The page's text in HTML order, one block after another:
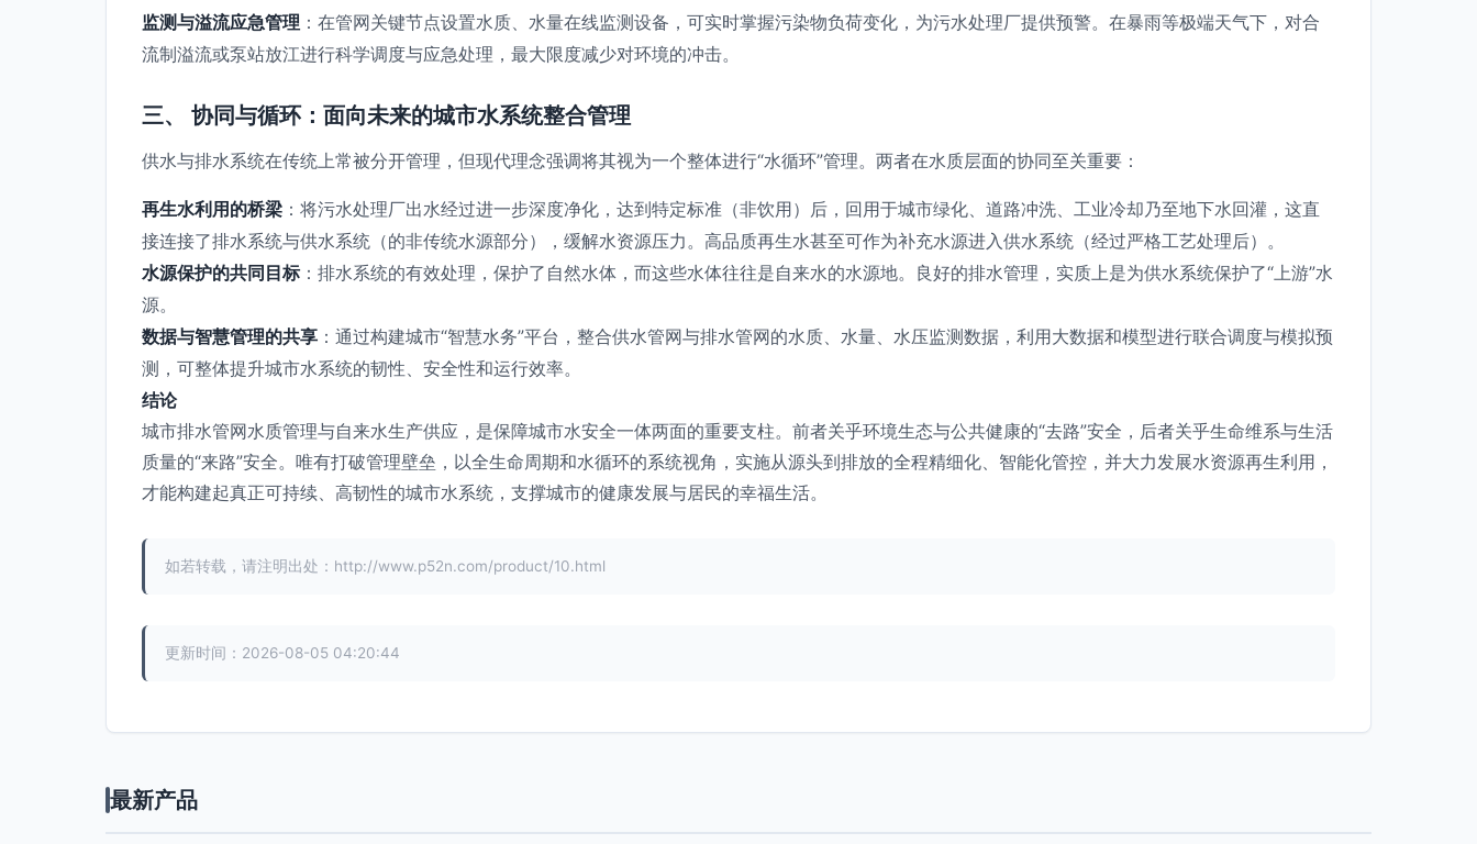
监测与溢流应急管理 ：在管网关键节点设置水质、水量在线监测设备，可实时掌握污染物负荷变化，为污水处理厂提供预警。在暴雨等极端天气下，对合
流制溢流或泵站放江进行科学调度与应急处理，最大限度减少对环境的冲击。
三、 协同与循环：面向未来的城市水系统整合管理
供水与排水系统在传统上常被分开管理，但现代理念强调将其视为一个整体进行“水循环”管理。两者在水质层面的协同至关重要：
再生水利用的桥梁 ：将污水处理厂出水经过进一步深度净化，达到特定标准（非饮用）后，回用于城市绿化、道路冲洗、工业冷却乃至地下水回灌，这直
接连接了排水系统与供水系统（的非传统水源部分），缓解水资源压力。高品质再生水甚至可作为补充水源进入供水系统（经过严格工艺处理后）。
水源保护的共同目标：排水系统的有效处理，保护了自然水体，而这些水体往往是自来水的水源地。良好的排水管理，实质上是为供水系统保护了“上游”水
源。
数据与智慧管理的共享 ：通过构建城市“智慧水务”平台，整合供水管网与排水管网的水质、水量、水压监测数据，利用大数据和模型进行联合调度与模拟预
测，可整体提升城市水系统的韧性、安全性和运行效率。
结论
城市排水管网水质管理与自来水生产供应，是保障城市水安全一体两面的重要支柱。前者关乎环境生态与公共健康的“去路”安全，后者关乎生命维系与生活
质量的“来路”安全。唯有打破管理壁垒，以全生命周期和水循环的系统视角，实施从源头到排放的全程精细化、智能化管控，并大力发展水资源再生利用，
才能构建起真正可持续、高韧性的城市水系统，支撑城市的健康发展与居民的幸福生活。
如若转载，请注明出处：http://www.p52n.com/product/10.html
更新时间：2026-08-05 04:20:44
最新产品